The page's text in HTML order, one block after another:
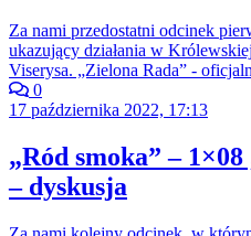
Za nami przedostatni odcinek
ukazujący działania w
Viserysa. „Zielona Rada” -
0
17 października 2022, 17:13
„Ród smoka” –
– dyskusja